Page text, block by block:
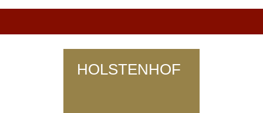
HOLSTENHOF